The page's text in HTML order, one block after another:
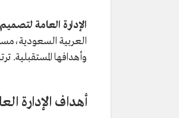
الإدارة العامة
العربية
وأهدافها المستقبلية.
أهداف الإدارة